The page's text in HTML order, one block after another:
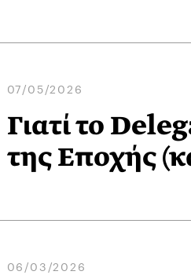
07/05/2026
Γιατί το
της Εποχής
06/03/2026